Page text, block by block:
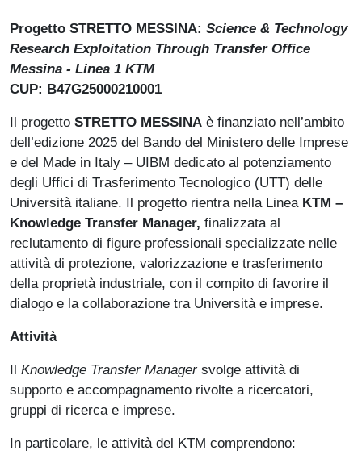
Progetto STRETTO MESSINA: Science & Technology
Research Exploitation Through Transfer Office
Messina - Linea 1 KTM
CUP: B47G25000210001
Il progetto STRETTO MESSINA è finanziato nell’ambito
dell’edizione 2025 del Bando del Ministero delle Imprese
e del Made in Italy – UIBM dedicato al potenziamento
degli Uffici di Trasferimento Tecnologico (UTT) delle
Università italiane. Il progetto rientra nella Linea KTM –
Knowledge Transfer Manager, finalizzata al
reclutamento di figure professionali specializzate nelle
attività di protezione, valorizzazione e trasferimento
della proprietà industriale, con il compito di favorire il
dialogo e la collaborazione tra Università e imprese.
Attività
Il Knowledge Transfer Managersvolge attività di
supporto e accompagnamento rivolte a ricercatori,
gruppi di ricerca e imprese.
In particolare, le attività del KTM comprendono: